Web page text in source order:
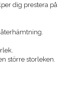
dig prestera på
större storleken.